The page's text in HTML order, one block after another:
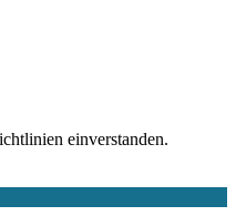
einverstanden.